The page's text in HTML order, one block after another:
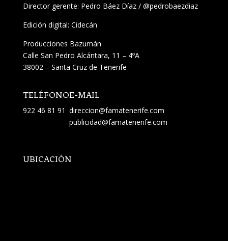
Director gerente: Pedro Báez Díaz / @pedrobaezdiaz
Edición digital: Cidecán
Producciones Bazumán
Calle San Pedro Alcántara, 11 – 4ºA
38002 – Santa Cruz de Tenerife
TELÉFONO
922 46 81 91
E-MAIL
direccion@famatenerife.com
publicidad@famatenerife.com
UBICACIÓN